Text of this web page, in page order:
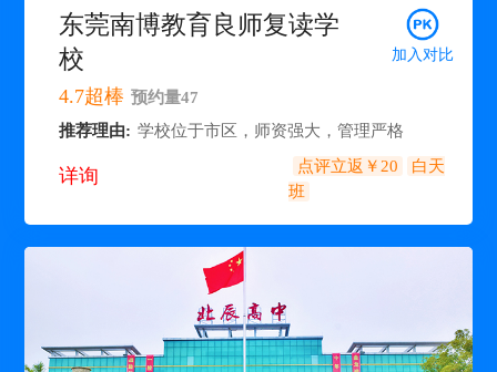
东莞南博教育良师复读学
校
4.7超棒 预约量47
加入对比
推荐理由: 学校位于市区，师资强大，管理严格
详询 点评立返￥20
白天
班